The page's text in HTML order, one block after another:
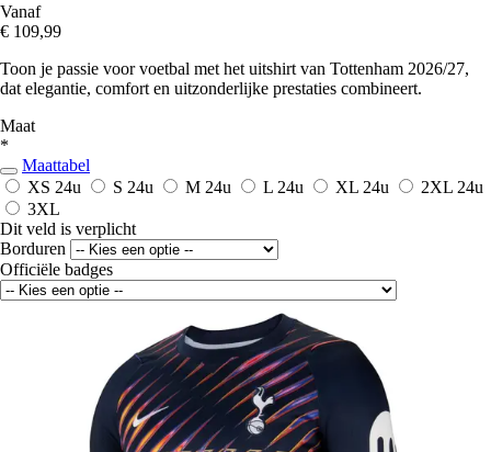
Vanaf
€ 109,99
Toon je passie voor voetbal met het uitshirt van Tottenham 2026/27,
dat elegantie, comfort en uitzonderlijke prestaties combineert.
Maat
*
Maattabel
XS 24u S 24u M 24u L 24u XL 24u 2XL 24u
3XL
Dit veld is verplicht
Borduren
Officiële badges